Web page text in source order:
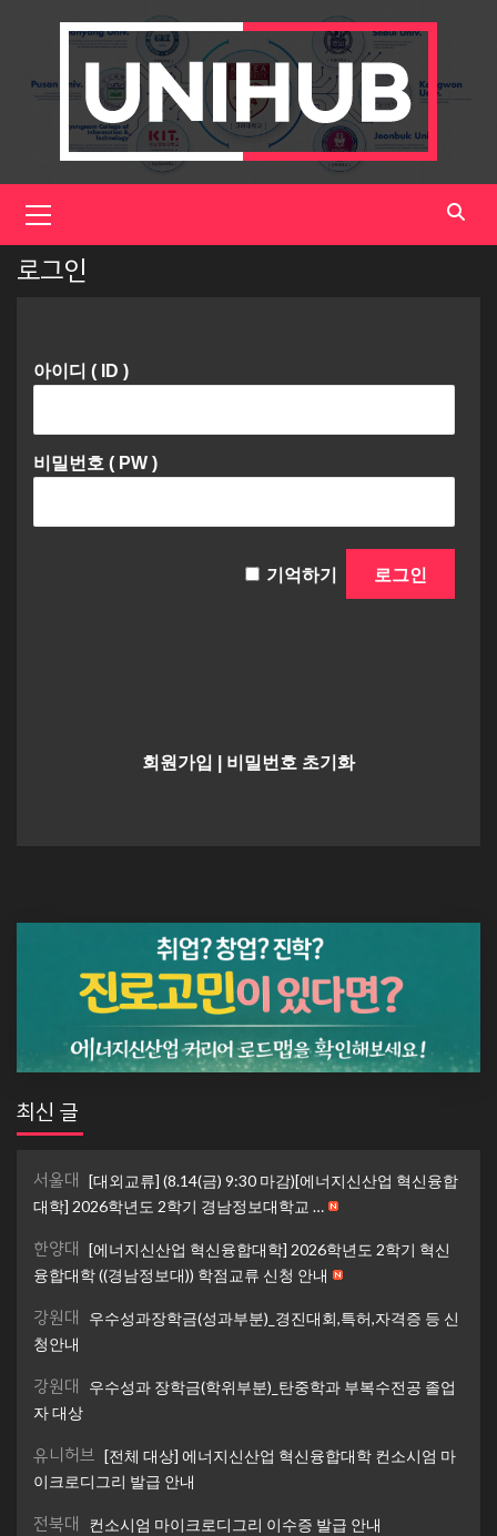
Menu
로그인
아이디 ( ID )
비밀번호 ( PW )
기억하기
회원가입 비밀번호 초기화
최신 글
서울대 [대외교류] (8.14(금) 9:30 마감)[에너지신산업 혁신융합
대학] 2026학년도 2학기 경남정보대학교 …
한양대 [에너지신산업 혁신융합대학] 2026학년도 2학기 혁신
융합대학 ((경남정보대)) 학점교류 신청 안내
강원대
우수성과장학금(성과부분)_경진대회,특허,자격증 등 신
청안내
강원대
우수성과 장학금(학위부분)_탄중학과 부복수전공 졸업
자 대상
유니허브 [전체 대상] 에너지신산업 혁신융합대학 컨소시엄 마
이크로디그리 발급 안내
전북대 컨소시엄 마이크로디그리 이수증 발급 안내